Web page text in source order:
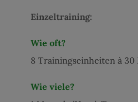
Einzeltraining:
Wie oft?
8 Trainingseinheiten à
Wie viele?